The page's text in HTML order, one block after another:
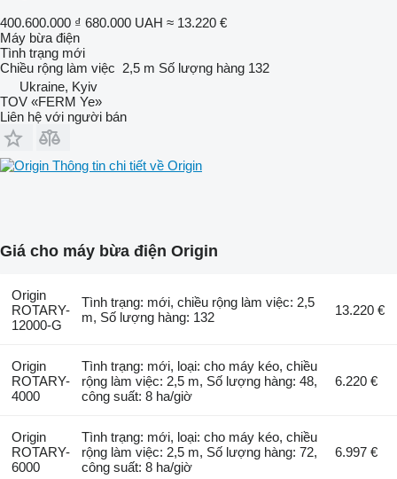
400.600.000 ₫ 680.000 UAH ≈ 13.220 €
Máy bừa điện
Tình trạng mới
Chiều rộng làm việc 2,5 m Số lượng hàng 132
Ukraine, Kyiv
TOV «FERM Ye»
Liên hệ với người bán
Thông tin chi tiết về Origin
Giá cho máy bừa điện Origin
Origin
ROTARY-
12000-G
Tình trạng: mới, chiều rộng làm việc: 2,5
m, Số lượng hàng: 132
13.220 €
Origin
ROTARY-
4000
Tình trạng: mới, loại: cho máy kéo, chiều
rộng làm việc: 2,5 m, Số lượng hàng: 48,
công suất: 8 ha/giờ
6.220 €
Origin
ROTARY-
6000
Tình trạng: mới, loại: cho máy kéo, chiều
rộng làm việc: 2,5 m, Số lượng hàng: 72,
công suất: 8 ha/giờ
6.997 €